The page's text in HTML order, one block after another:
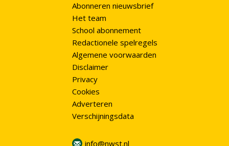
Abonneren nieuwsbrief
Het team
School abonnement
Redactionele spelregels
Algemene voorwaarden
Disclaimer
Privacy
Cookies
Adverteren
Verschijningsdata
info@nwst.nl